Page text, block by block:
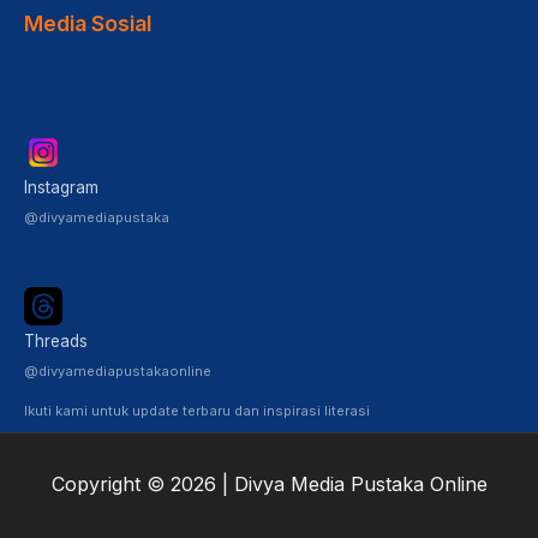
Media Sosial
Instagram
@divyamediapustaka
Threads
@divyamediapustakaonline
Ikuti kami untuk update terbaru dan inspirasi literasi
Copyright © 2026 | Divya Media Pustaka Online